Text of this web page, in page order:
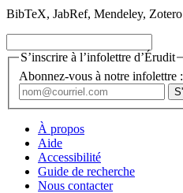
BibTeX, JabRef, Mendeley, Zotero
S’inscrire à l’infolettre d’Érudit
Abonnez-vous à notre infolettre :
À propos
Aide
Accessibilité
Guide de recherche
Nous contacter